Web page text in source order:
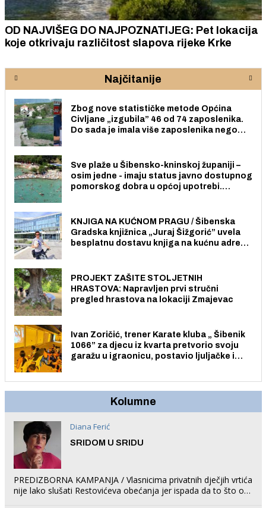
OD NAJVIŠEG DO NAJPOZNATIJEG: Pet lokacija
koje otkrivaju različitost slapova rijeke Krke
Najčitanije
Zbog nove statističke metode Općina
Civljane „izgubila” 46 od 74 zaposlenika.
Do sada je imala više zaposlenika nego
Sve plaže u Šibensko-kninskoj županiji –
osim jedne - imaju status javno dostupnog
pomorskog dobra u općoj upotrebi.
KNJIGA NA KUĆNOM PRAGU / Šibenska
Gradska knjižnica „Juraj Šižgorić” uvela
besplatnu dostavu knjiga na kućnu adresu
PROJEKT ZAŠITE STOLJETNIH
HRASTOVA: Napravljen prvi stručni
pregled hrastova na lokaciji Zmajevac
Ivan Zoričić, trener Karate kluba „ Šibenik
1066” za djecu iz kvarta pretvorio svoju
garažu u igraonicu, postavio ljuljačke i
Kolumne
Diana Ferić
SRIDOM U SRIDU
PREDIZBORNA KAMPANJA / Vlasnicima privatnih dječjih vrtića
nije lako slušati Restovićeva obećanja jer ispada da to što oni